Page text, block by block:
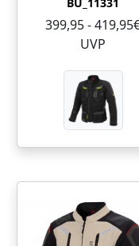
399,95 -
UVP